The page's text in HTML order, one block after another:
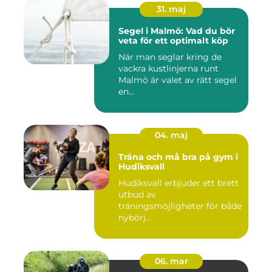
31. maj
Segel i Malmö: Vad du bör
veta för ett optimalt köp
När man seglar kring de
vackra kustlinjerna runt
Malmö är valet av rätt segel
en...
04. maj
Träna och må bra på gym i
Hudiksvall
Hudiksvall erbjuder ett brett
utbud av
träningsmöjligheter för både
nybörj...
06. mar